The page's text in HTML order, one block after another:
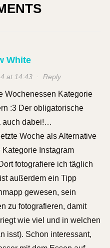
White
at 14:43· Reply
Wochenessen Kategorie
:3 Der obligatorische
auch dabei!…
Woche als Alternative
Kategorie Instagram
fotografiere ich täglich
außerdem ein Tipp
gewesen, sein
zu fotografieren, damit
wie viel und in welchen
isst). Schon interessant,